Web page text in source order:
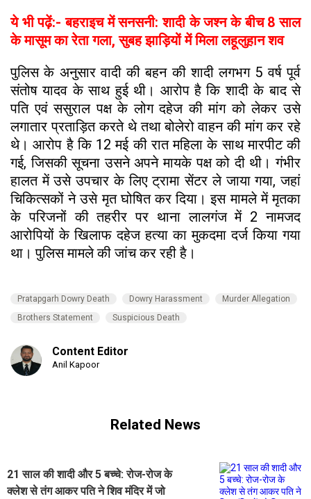
ये भी पढ़ें:- बहराइच में सनसनी: शादी के जश्न के बीच 8 साल
के मासूम का रेता गला, सुबह झाड़ियों में मिला लहूलुहान शव
पुलिस के अनुसार वादी की बहन की शादी लगभग 5 वर्ष पूर्व
संतोष यादव के साथ हुई थी। आरोप है कि शादी के बाद से
पति एवं ससुराल पक्ष के लोग दहेज की मांग को लेकर उसे
लगातार प्रताड़ित करते थे तथा बोलेरो वाहन की मांग कर रहे
थे। आरोप है कि 12 मई की रात महिला के साथ मारपीट की
गई, जिसकी सूचना उसने अपने मायके पक्ष को दी थी। गंभीर
हालत में उसे उपचार के लिए ट्रामा सेंटर ले जाया गया, जहां
चिकित्सकों ने उसे मृत घोषित कर दिया। इस मामले में मृतका
के परिजनों की तहरीर पर थाना लालगंज में 2 नामजद
आरोपियों के खिलाफ दहेज हत्या का मुकदमा दर्ज किया गया
था। पुलिस मामले की जांच कर रही है।
Pratapgarh Dowry Death Dowry Harassment
Murder Allegation
Brothers Statement
Suspicious Death
Content Editor
Anil Kapoor
Related News
21 साल की शादी और 5 बच्चे: रोज-रोज के
क्लेश से तंग आकर पति ने शिव मंदिर में जो